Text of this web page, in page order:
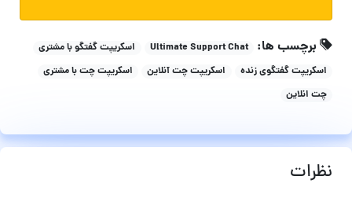
برچسب ها: Ultimate Support Chat
اسکریپت گفتگو با مشتری
اسکریپت گفتگوی زنده
اسکریپت چت آنلاین
اسکریپت چت با مشتری
چت انلاین
نظرات